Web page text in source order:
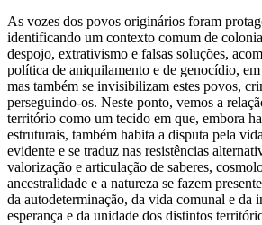
As vozes dos povos originários foram
identificando um contexto comum de
despojo, extrativismo e falsas soluções,
política de aniquilamento e de genocídio, em
mas também se invisibilizam estes povos,
perseguindo-os. Neste ponto, vemos a
território como um tecido em que, embora
estruturais, também habita a disputa pela
evidente e se traduz nas resistências
valorização e articulação de saberes,
ancestralidade e a natureza se fazem
da autodeterminação, da vida comunal e da
esperança e da unidade dos distintos